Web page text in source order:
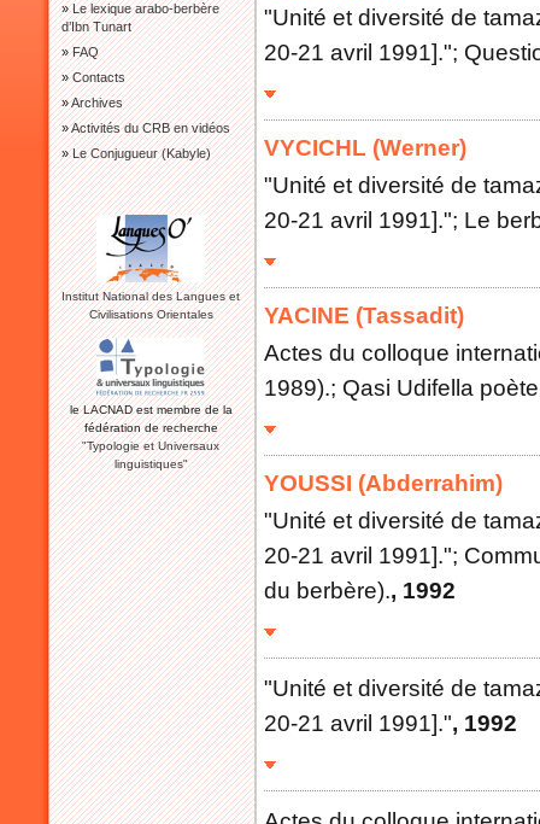
»Le lexique arabo-berbère
d’Ibn Tunart
»FAQ
»Contacts
»Archives
»Activités du CRB en vidéos
»Le Conjugueur (Kabyle)
Institut National des Langues et
Civilisations Orientales
le LACNAD est membre de la
fédération de recherche
"Typologie et Universaux
linguistiques"
"Unité et diversité de
20-21 avril 1991].";
VYCICHL (Werner)
"Unité et diversité de
20-21 avril 1991]."; Le
YACINE (Tassadit)
Actes du colloque
1989).; Qasi Udifella
YOUSSI (Abderrahim)
"Unité et diversité de
20-21 avril 1991].";
du berbère)., 1992
"Unité et diversité de
20-21 avril 1991].", 1992